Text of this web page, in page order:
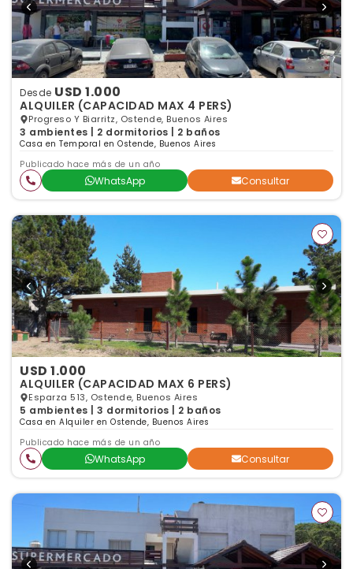
Desde USD 1.000
ALQUILER (CAPACIDAD MAX 4 PERS)
Progreso Y Biarritz, Ostende, Buenos Aires
3 ambientes | 2 dormitorios | 2 baños
Casa en Temporal en Ostende, Buenos Aires
Publicado hace más de un año
WhatsApp Consultar
USD 1.000
ALQUILER (CAPACIDAD MAX 6 PERS)
Esparza 513, Ostende, Buenos Aires
5 ambientes | 3 dormitorios | 2 baños
Casa en Alquiler en Ostende, Buenos Aires
Publicado hace más de un año
WhatsApp Consultar